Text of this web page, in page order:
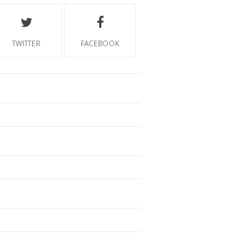
TWITTER FACEBOOK